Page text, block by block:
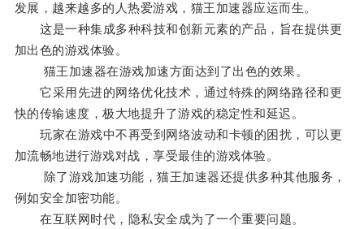
发展，越来越多的人热爱游戏，猫王加速器应运而生。
这是一种集成多种科技和创新元素的产品，旨在提供更
加出色的游戏体验。
猫王加速器在游戏加速方面达到了出色的效果。
它采用先进的网络优化技术，通过特殊的网络路径和更
快的传输速度，极大地提升了游戏的稳定性和延迟。
玩家在游戏中不再受到网络波动和卡顿的困扰，可以更
加流畅地进行游戏对战，享受最佳的游戏体验。
除了游戏加速功能，猫王加速器还提供多种其他服务，
例如安全加密功能。
在互联网时代，隐私安全成为了一个重要问题。